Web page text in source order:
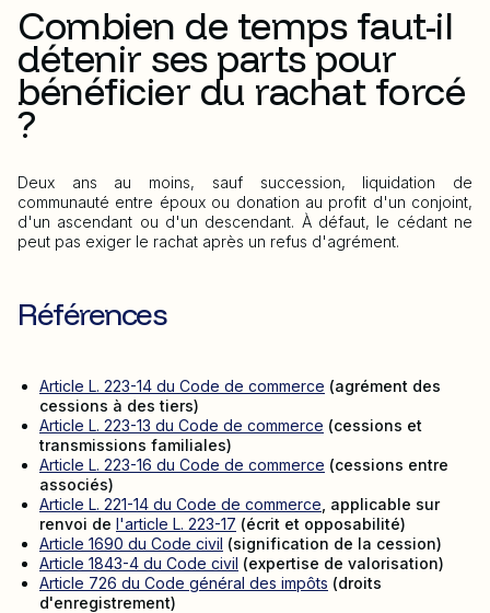
Combien de temps faut-il
détenir ses parts pour
bénéficier du rachat forcé
?
Deux ans au moins, sauf succession, liquidation de
communauté entre époux ou donation au profit d'un conjoint,
d'un ascendant ou d'un descendant. À défaut, le cédant ne
peut pas exiger le rachat après un refus d'agrément.
Références
Article L. 223-14 du Code de commerce (agrément des
cessions à des tiers)
Article L. 223-13 du Code de commerce (cessions et
transmissions familiales)
Article L. 223-16 du Code de commerce (cessions entre
associés)
Article L. 221-14 du Code de commerce , applicable sur
renvoi de l'article L. 223-17 (écrit et opposabilité)
Article 1690 du Code civil (signification de la cession)
Article 1843-4 du Code civil (expertise de valorisation)
Article 726 du Code général des impôts (droits
d'enregistrement)